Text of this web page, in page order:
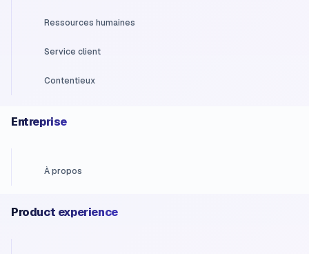
Ressources humaines
Service client
Contentieux
Entreprise
À propos
Product experience